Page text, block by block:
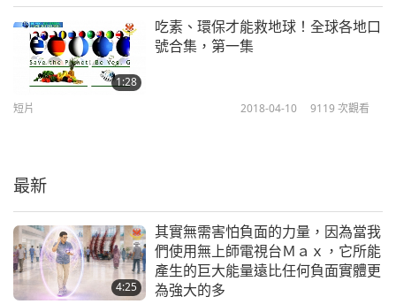
1:45
短片 2019-12-19 9191次觀看
7
8
1:53
吃素、環保、救地球！ #8
短片 2019-12-19 9901次觀看
1:28
吃素、環保才能救地球！全球各地口
號合集，第一集
短片 2018-04-10 9119 次觀看
最新
4:25
其實無需害怕負面的力量，因為當我
們使用無上師電視台Ｍａｘ，它所能
產生的巨大能量遠比任何負面實體更
為強大的多